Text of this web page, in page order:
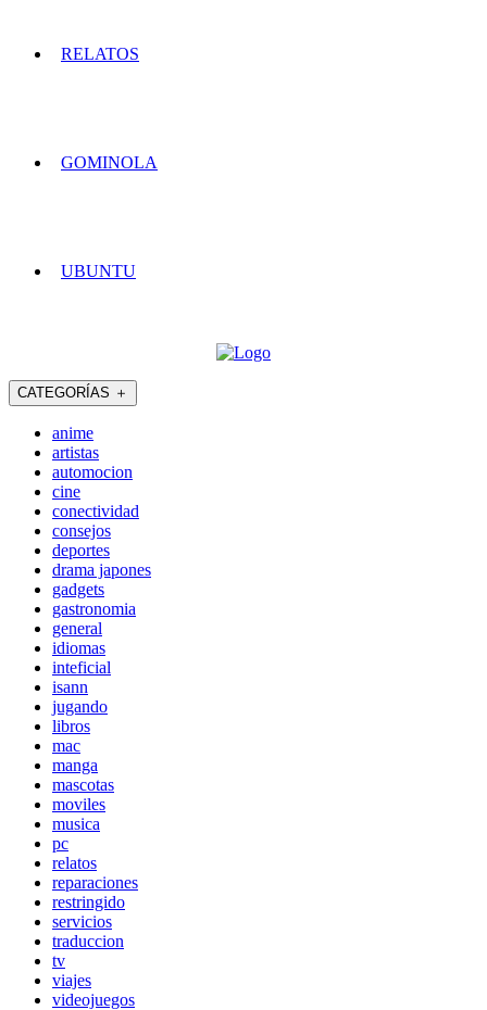
RELATOS
GOMINOLA
UBUNTU
CATEGORÍAS ＋
anime
artistas
automocion
cine
conectividad
consejos
deportes
drama japones
gadgets
gastronomia
general
idiomas
inteficial
isann
jugando
libros
mac
manga
mascotas
moviles
musica
pc
relatos
reparaciones
restringido
servicios
traduccion
tv
viajes
videojuegos